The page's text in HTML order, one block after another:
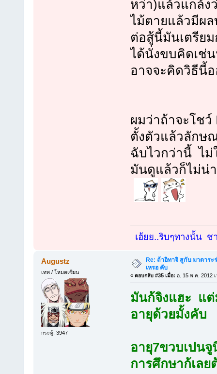
หว่า)แล้วแกล้ง
ไม้ตายแล้วมีผ
ต่อสู้นี้มันเตรีย
ได้นั่งขบคิดเช่
อาจจะคิดวิธีนี้
ผมว่าถ้าจะโชว์
ตั้งตัวแล้วลักษ
ฉับไวกว่านี้ ไม่
มันดูแล้วก็ไม่น่
เฮ้ยย..ริบๆทางนั้น ช
Augustz
เทพ / โหมดเซียน
กระทู้: 3947
Re: ถ้าอิทาจิ สูกับ มาดาระ
เหรอ คับ
« ตอบกลับ #35 เมื่อ: อ. 15 พ.ค. 2012
มันก้จิงแฮะ แต่
อายุด้วยมั้งคับ
อายุ7ขวบเปนจู
การศึกษาก้เล